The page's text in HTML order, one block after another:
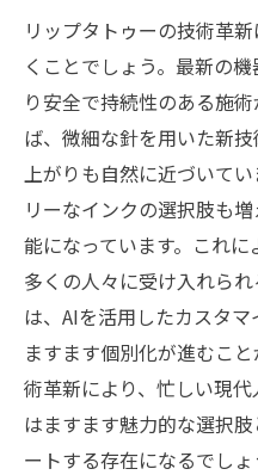
リップタトゥーの技術革
くことでしょう。最新の
り安全で持続性のある施
ば、微細な針を用いた新
上がりも自然に近づいて
リーなインクの選択肢も
能になっています。これ
多くの人々に受け入れら
は、AIを活用したカスタマ
ますます個別化が進むこ
術革新により、忙しい現
はますます魅力的な選択
ートする存在になるでしょ